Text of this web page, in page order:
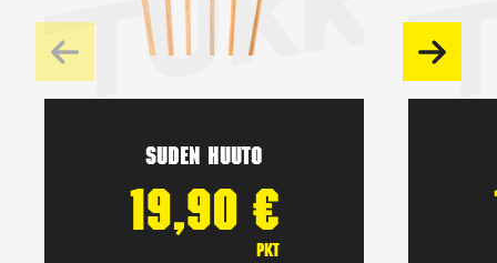
Suden huuto
19,90 €
pkt